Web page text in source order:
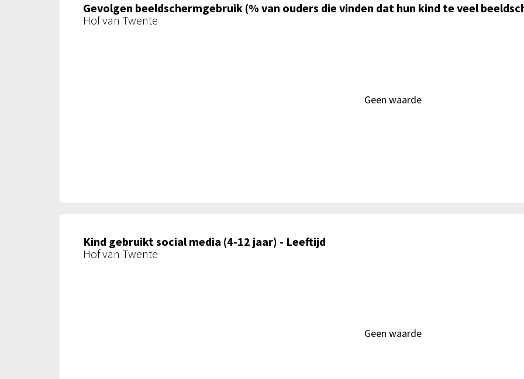
Gevolgen beeldschermgebruik (% van ouders die vinden dat hun kind te veel
Hof van Twente
Geen waarde
Kind gebruikt social media (4-12 jaar) - Leeftijd
Hof van Twente
Geen waarde